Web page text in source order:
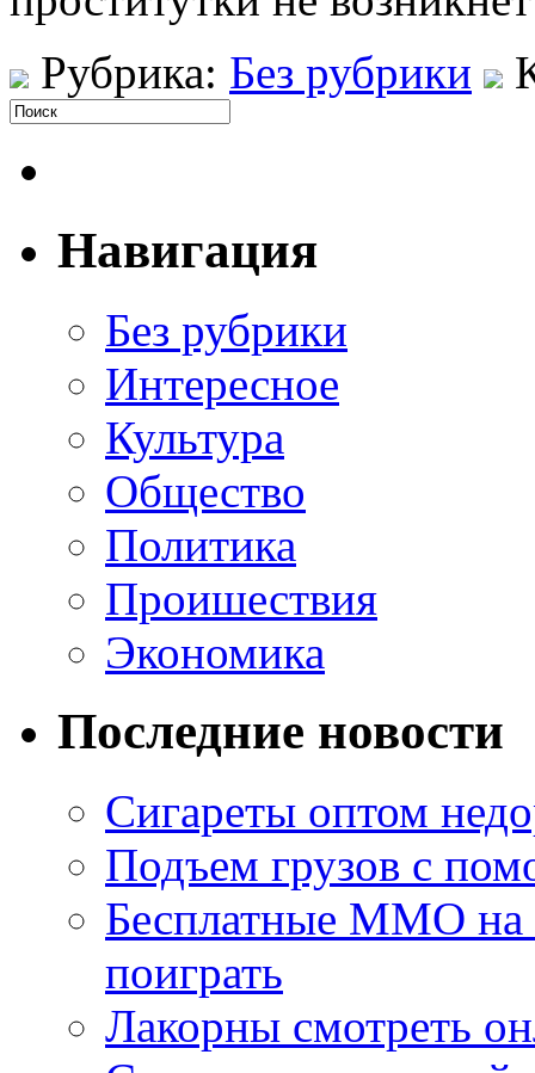
Рубрика: Без рубрики
Навигация
Без рубрики
Интересное
Культура
Общество
Политика
Проишествия
Экономика
Последние новости
Сигареты оптом
Подъем грузов с
Бесплатные MMO
поиграть
Лакорны смотреть